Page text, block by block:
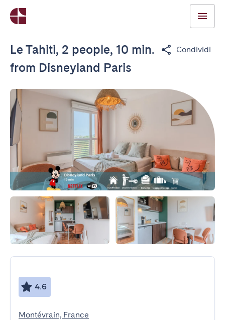
Le Tahiti, 2 people, 10 min.
from Disneyland Paris
Condividi
4.6
Montévrain, France